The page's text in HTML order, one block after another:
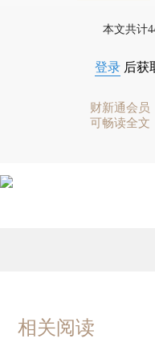
本文共计
登录 后获
财新通会员
可畅读全文
相关阅读